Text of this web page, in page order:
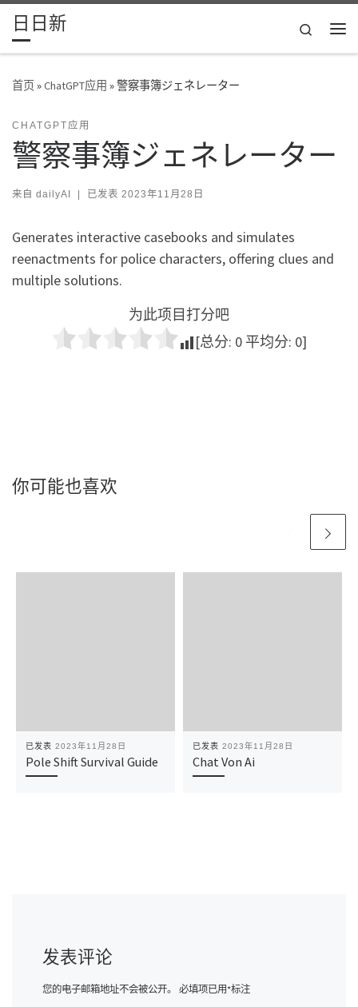
Skip to content
日日新
Search
首页»ChatGPT应用 »警察事簿ジェネレーター
CHATGPT应用
警察事簿ジェネレーター
来自 dailyAI | 已发表 2023年11月28日
Generates interactive casebooks and simulates
reenactments for police characters, offering clues and
multiple solutions.
为此项目打分吧
[总分: 0 平均分: 0]
你可能也喜欢
已发表 2023年11月28日
Pole Shift Survival Guide
已发表 2023年11月28日
Chat Von Ai
发表评论
您的电子邮箱地址不会被公开。 必填项已用*标注